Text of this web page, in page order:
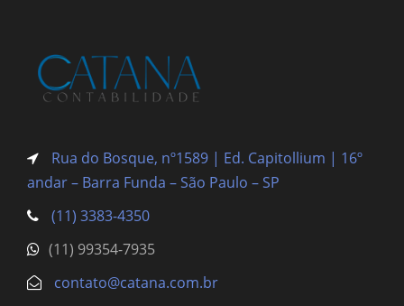
Rua do Bosque, nº1589 | Ed. Capitollium | 16º
andar – Barra Funda – São Paulo – SP
(11) 3383-4350
(11) 99354-7935
contato@catana.com.br